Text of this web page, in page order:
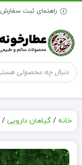
راهنمای ثبت سفارش
جستجوی
محصولات
خانه / گیاهان دارویی /